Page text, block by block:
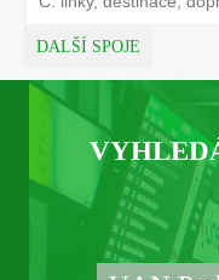
DALŠÍ SPOJE